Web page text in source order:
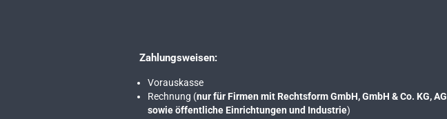
Zahlungsweisen:
Vorauskasse
Rechnung (nur für Firmen mit Rechtsform GmbH, GmbH & Co. KG, AG
sowie öffentliche Einrichtungen und Industrie)